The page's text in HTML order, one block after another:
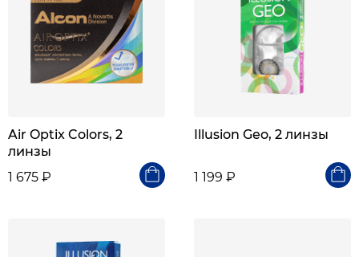
Air Optix Colors, 2
линзы
1 675 ₽
Illusion Geo, 2 линзы
1 199 ₽